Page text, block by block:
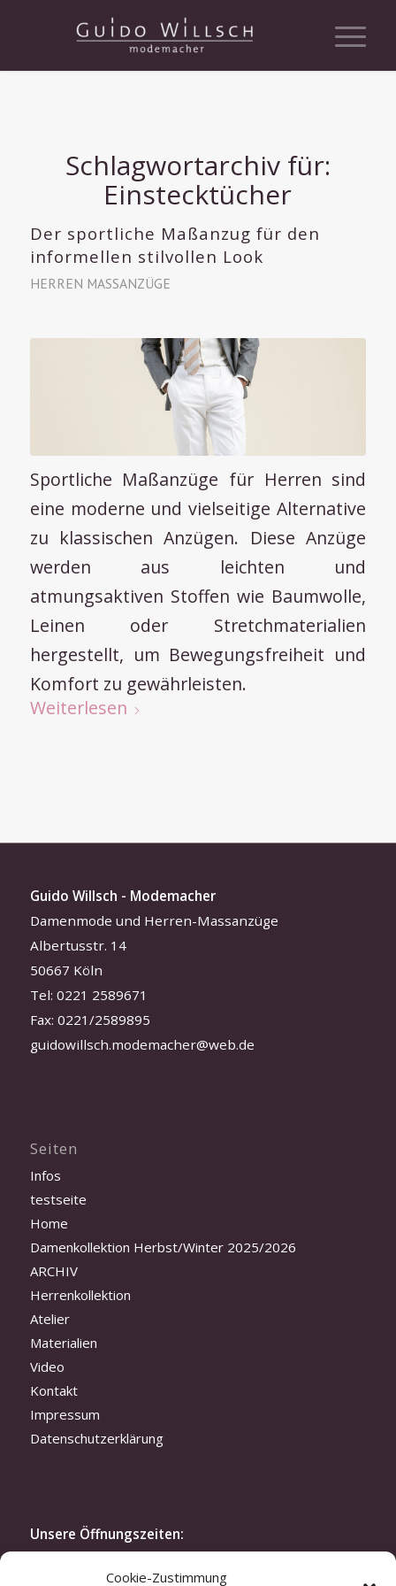
Cookie-Zustimmung
Schlagwortarchiv für:
Einstecktücher
Der sportliche Maßanzug für den
informellen stilvollen Look
HERREN MASSANZÜGE
Sportliche Maßanzüge für Herren sind
eine moderne und vielseitige Alternative
zu klassischen Anzügen. Diese Anzüge
werden aus leichten und
atmungsaktiven Stoffen wie Baumwolle,
Leinen oder Stretchmaterialien
hergestellt, um Bewegungsfreiheit und
Komfort zu gewährleisten.
Weiterlesen
Guido Willsch - Modemacher
Damenmode und Herren-Massanzüge
Albertusstr. 14
50667 Köln
Tel: 0221 2589671
Fax: 0221/2589895
guidowillsch.modemacher@web.de
Seiten
Infos
testseite
Home
Damenkollektion Herbst/Winter 2025/2026
ARCHIV
Herrenkollektion
Atelier
Materialien
Video
Kontakt
Impressum
Datenschutzerklärung
Unsere Öffnungszeiten: